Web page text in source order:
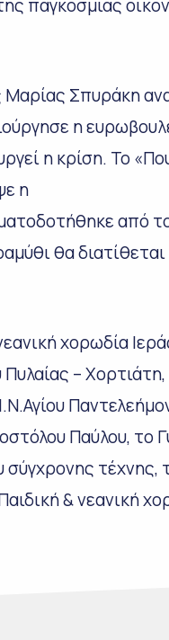
παγκόσμιας
Σπυράκη
η
η κρίση. Το
η
από
θα
χορωδία
–
Παύλου, το
τέχνης,
& νεανική